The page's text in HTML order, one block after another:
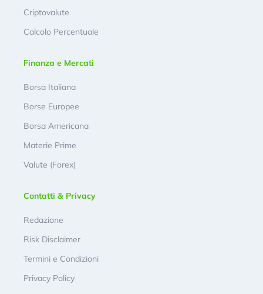
Criptovalute
Calcolo Percentuale
Finanza e Mercati
Borsa Italiana
Borse Europee
Borsa Americana
Materie Prime
Valute (Forex)
Contatti & Privacy
Redazione
Risk Disclaimer
Termini e Condizioni
Privacy Policy